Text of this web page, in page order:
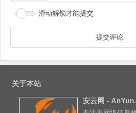
滑动解锁才能提交
关于本站
安云网 -